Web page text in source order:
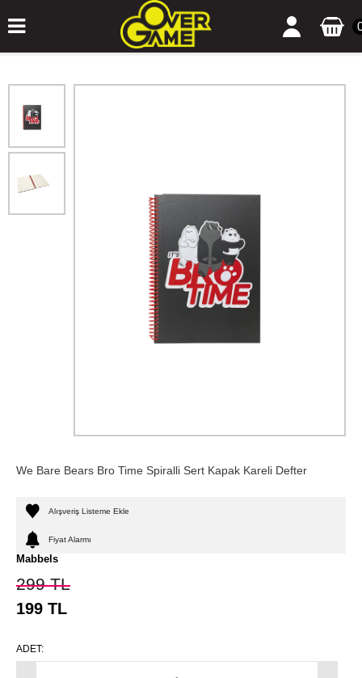
We Bare Bears Bro Time Spiralli Sert Kapak Kareli Defter
Alışveriş Listeme Ekle
Fiyat Alarmı
Mabbels
299TL
199 TL
ADET: